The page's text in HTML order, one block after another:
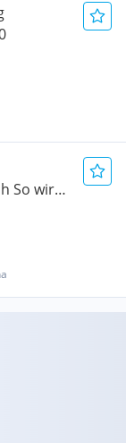
So wirds